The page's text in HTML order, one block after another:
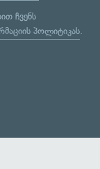
ჩვენს
პოლიტიკას.